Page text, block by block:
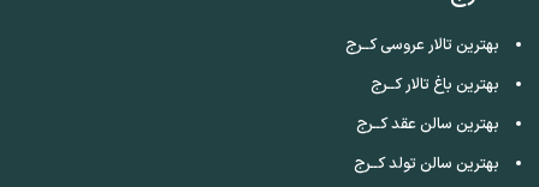
بهترین تالار عروسی کــرج
بهترین باغ تالار کــرج
بهترین سالن عقد کــرج
بهترین سالن تولد کــرج